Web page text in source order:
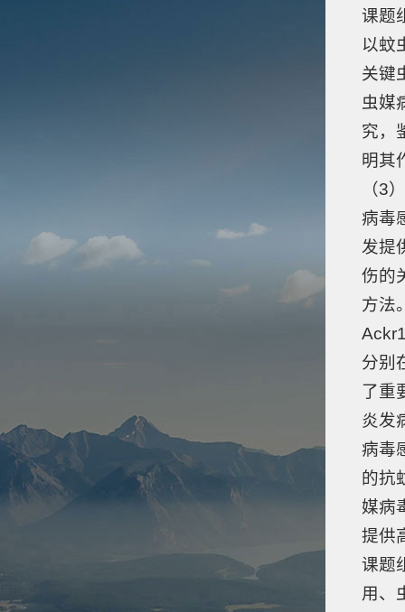
课题
以蚊
关键
虫媒
究，
明其
（3
病毒
发提
伤的
方法
分别
了重
炎发
病毒
的抗
媒病
提供
课题
用、